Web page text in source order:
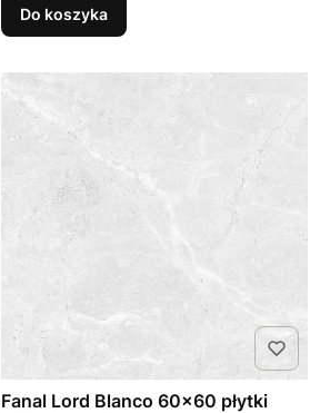
Do koszyka
Fanal Lord Blanco 60x60 płytki